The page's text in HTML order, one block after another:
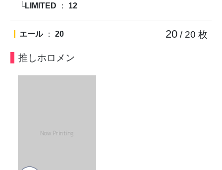
└LIMITED ： 12
エール： 20 20/ 20 枚
推しホロメン